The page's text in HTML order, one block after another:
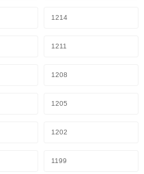
1214
1211
1208
1205
1202
1199